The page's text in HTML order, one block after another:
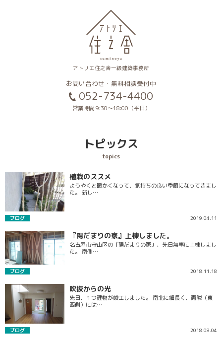
アトリエ住之舎一級建築事務所
お問い合わせ・無料相談受付中
052-734-4400
営業時間 9:30〜18:00（平日）
トピックス
topics
植栽のススメ
ようやくと暖かくなって、気持ちの良い季節になってきまし
た。 新し…
ブログ 2019.04.11
『陽だまりの家』上棟しました。
名古屋市守山区の『陽だまりの家』、先日無事に上棟しまし
た。 南側…
ブログ 2018.11.18
吹抜からの光
先日、１つ建物が竣工しました。 南北に細長く、両隣（東
西側）には…
ブログ 2018.08.04